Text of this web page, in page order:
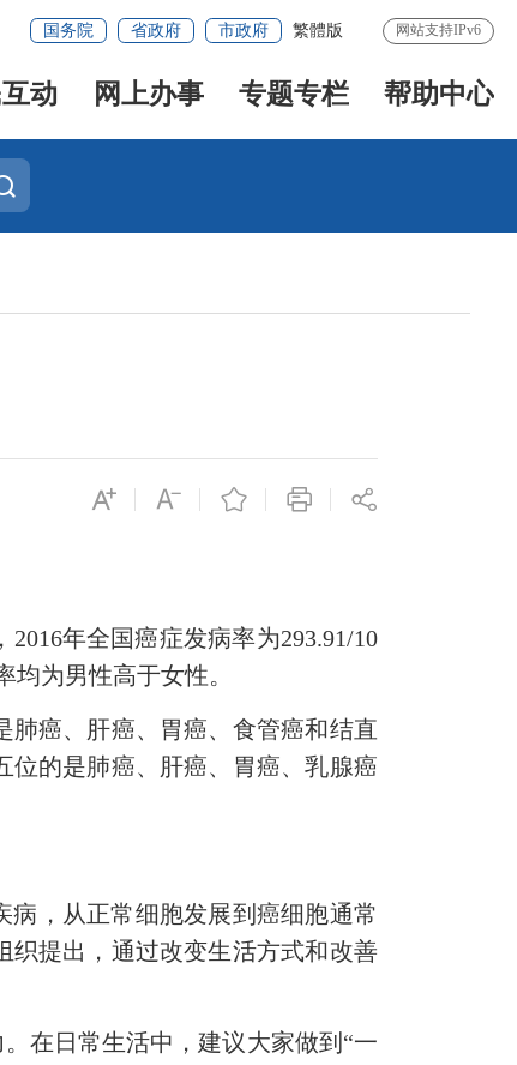
国务院 省政府 市政府 繁體版 网站支持IPv6
动 网上办事 专题专栏 帮助中心
年全国癌症发病率为293.91/10
均为男性高于女性。
癌、肝癌、胃癌、食管癌和结直
位的是肺癌、肝癌、胃癌、乳腺癌
，从正常细胞发展到癌细胞通常
织提出，通过改变生活方式和改善
在日常生活中，建议大家做到“一